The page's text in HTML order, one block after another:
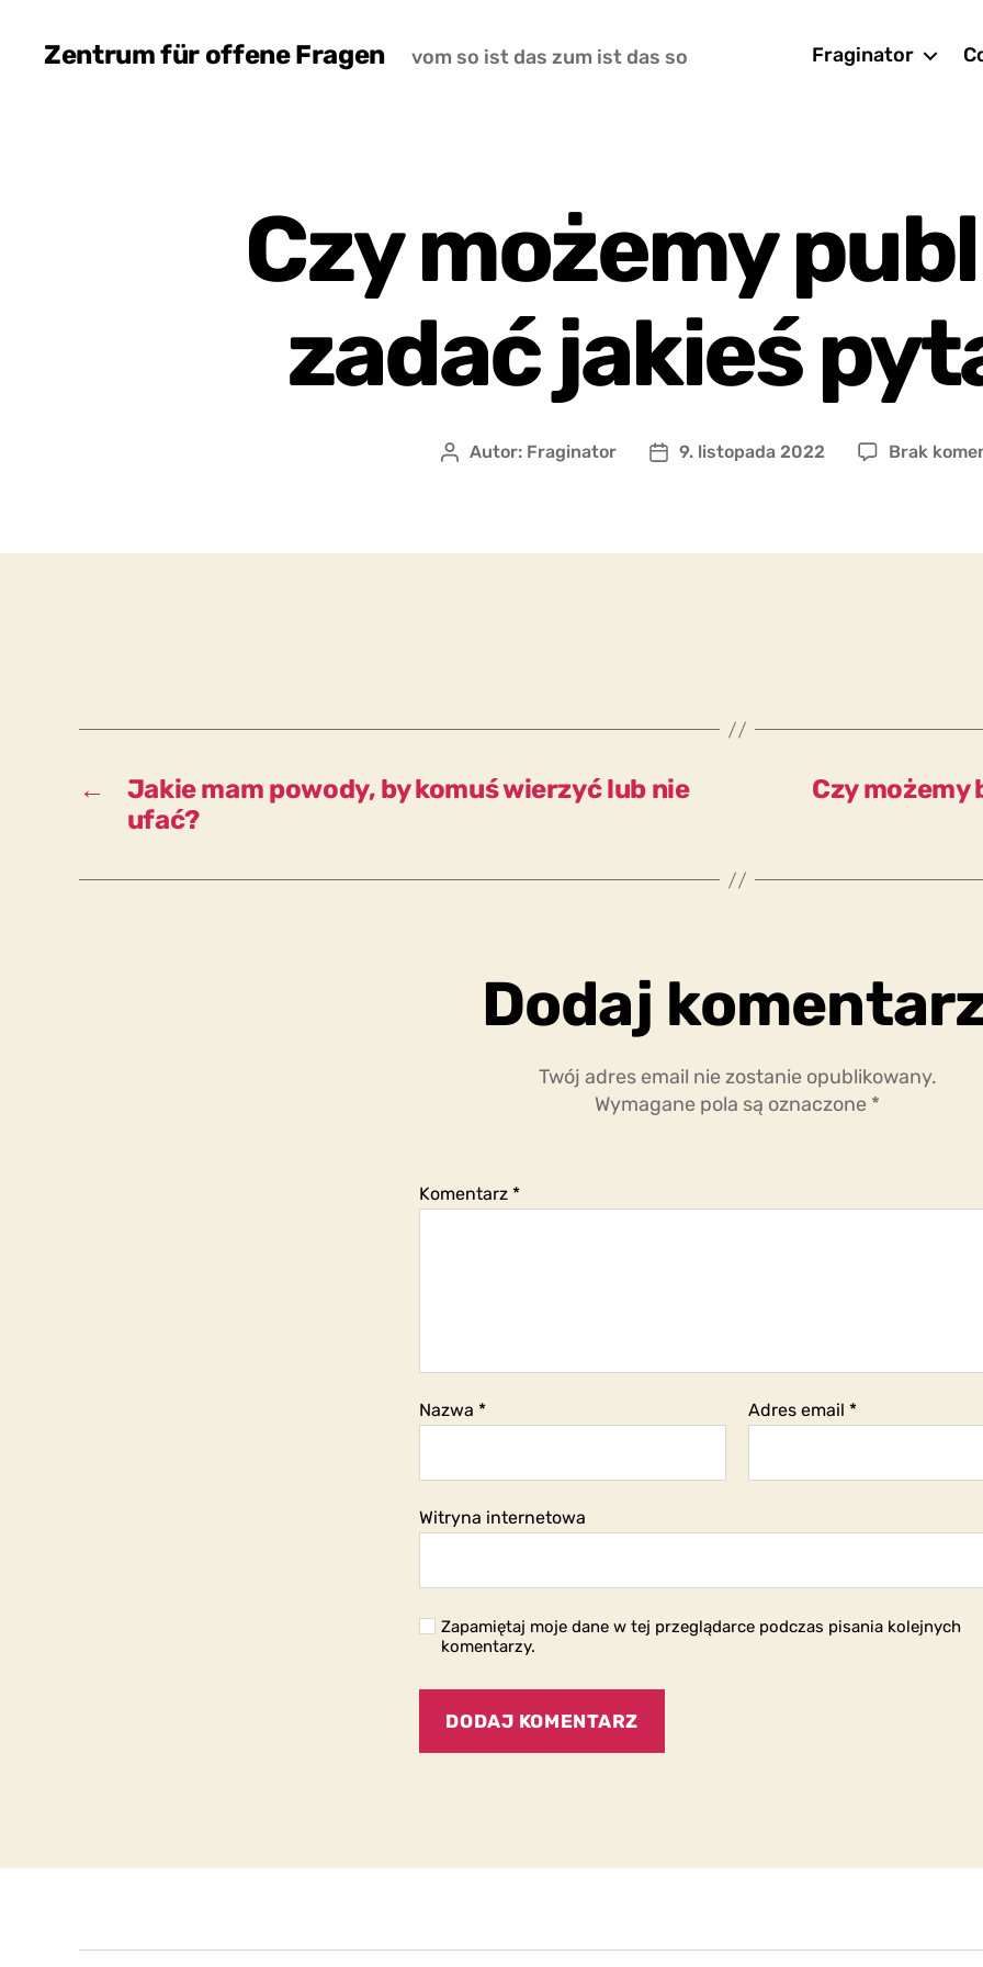
Zentrum für offene Fragen vom so ist das zum ist das so Fraginator
Czy możemy
zadać jakieś
Autor
Autor: Fraginator
Data9. listopada 2022 Brak
←
Jakie mam powody, by komuś wierzyć lub nie
ufać?
Czy możemy
Dodaj
Twój adres email nie zostanie opublikowany.
Wymagane pola są oznaczone *
Komentarz *
Nazwa * Adres email *
Witryna internetowa
Zapamiętaj moje dane w tej przeglądarce podczas pisania kolejnych
komentarzy.